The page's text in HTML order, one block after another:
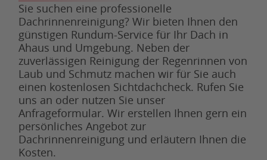
Sie suchen eine professionelle
Dachrinnenreinigung? Wir bieten Ihnen den
günstigen Rundum-Service für Ihr Dach in
Ahaus und Umgebung. Neben der
zuverlässigen Reinigung der Regenrinnen von
Laub und Schmutz machen wir für Sie auch
einen kostenlosen Sichtdachcheck. Rufen Sie
uns an oder nutzen Sie unser
Anfrageformular. Wir erstellen Ihnen gern ein
persönliches Angebot zur
Dachrinnenreinigung und erläutern Ihnen die
Kosten.